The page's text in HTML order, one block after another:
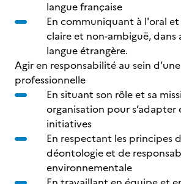
langue française
En communiquant à l'oral
claire et non-ambiguë, dans
langue étrangère.
Agir en responsabilité au sein
professionnelle
En situant son rôle et sa
organisation pour
initiatives
En respectant les principes
déontologie et de
environnementale